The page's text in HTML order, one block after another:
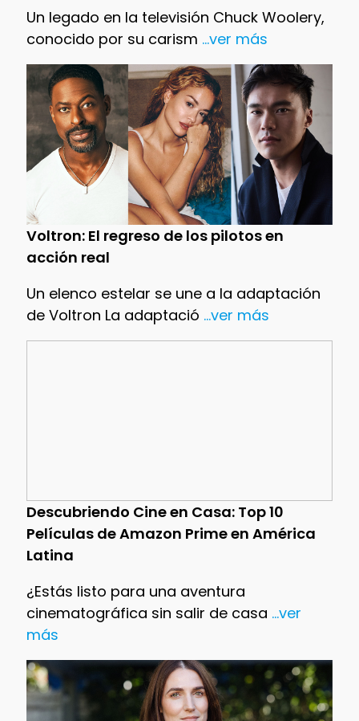
Un legado en la televisión Chuck Woolery,
conocido por su carism ...ver más
Voltron: El regreso de los pilotos en
acción real
Un elenco estelar se une a la adaptación
de Voltron La adaptació ...ver más
Descubriendo Cine en Casa: Top 10
Películas de Amazon Prime en América
Latina
¿Estás listo para una aventura
cinematográfica sin salir de casa ...ver
más